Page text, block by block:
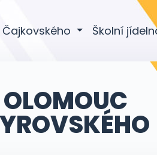
Čajkovského Školní